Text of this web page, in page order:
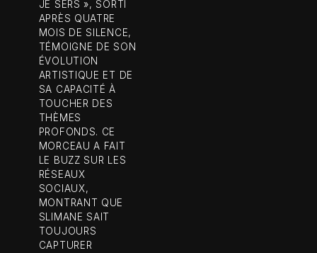
JE SERS », SORTI
APRÈS QUATRE
MOIS DE SILENCE,
TÉMOIGNE DE SON
ÉVOLUTION
ARTISTIQUE ET DE
SA CAPACITÉ À
TOUCHER DES
THÈMES
PROFONDS. CE
MORCEAU A FAIT
LE BUZZ SUR LES
RÉSEAUX
SOCIAUX,
MONTRANT QUE
SLIMANE SAIT
TOUJOURS
CAPTURER